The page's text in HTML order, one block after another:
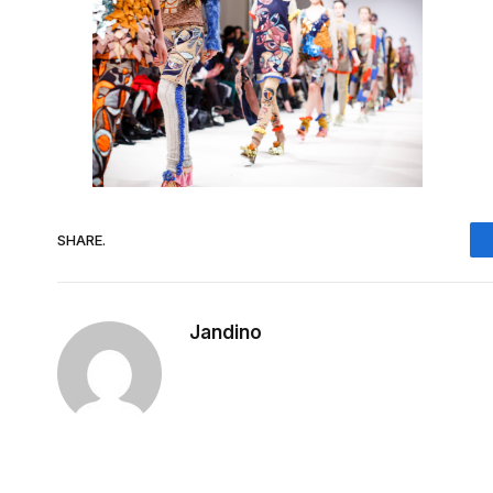
SHARE.
Jandino